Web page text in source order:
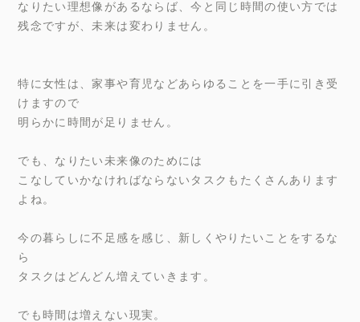
なりたい理想像があるならば、今と同じ時間の使い方では
残念ですが、未来は変わりません。
特に女性は、家事や育児などあらゆることを一手に引き受
けますので
明らかに時間が足りません。
でも、なりたい未来像のためには
こなしていかなければならないタスクもたくさんあります
よね。
今の暮らしに不足感を感じ、新しくやりたいことをするな
ら
タスクはどんどん増えていきます。
でも時間は増えない現実。